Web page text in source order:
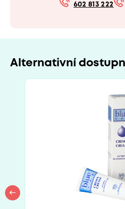
602 813 222
Alternativní